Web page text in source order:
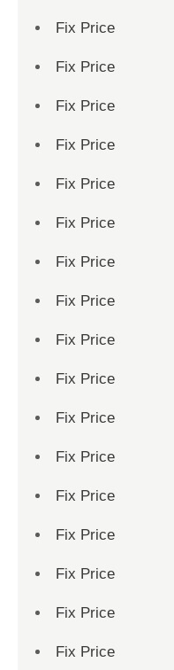
Fix Price
Fix Price
Fix Price
Fix Price
Fix Price
Fix Price
Fix Price
Fix Price
Fix Price
Fix Price
Fix Price
Fix Price
Fix Price
Fix Price
Fix Price
Fix Price
Fix Price